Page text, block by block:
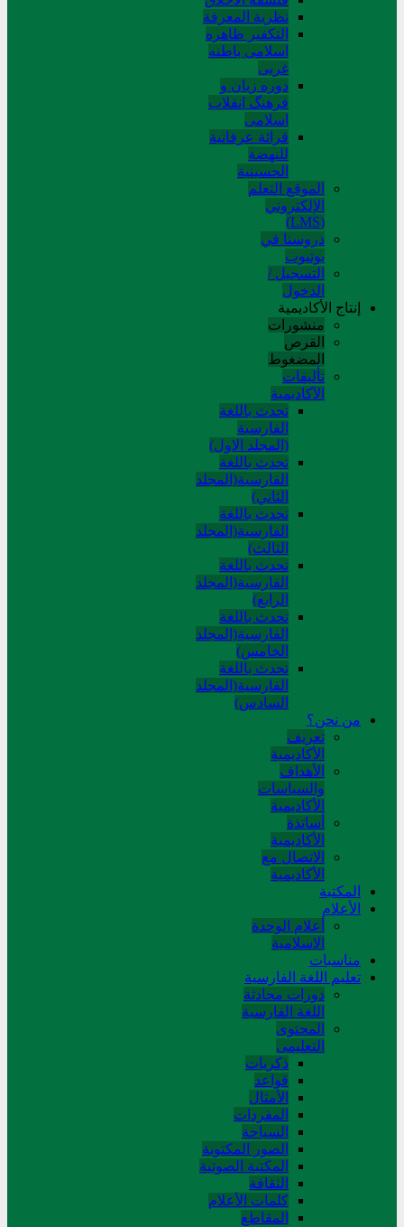
نظریة المعرفة
التکفیر ظاهره
اسلامی باطنه
غربی
دوره زبان و
فرهنگ انقلاب
اسلامی
قرائة عرفانیة
للنهضة
الحسینیة
الموقع التعلم
الإلکتروني
(LMS)
دروسنا في
يوتيوب
التسجيل /
الدخول
إنتاج الأكاديمية
منشورات
القرص
المضغوط
تألیفات
الآکادیمیة
تحدث باللغة
الفارسية
(المجلد الاول)
تحدث باللغة
الفارسية(المجلد
الثاني)
تحدث باللغة
الفارسية(المجلد
الثالث)
تحدث باللغة
الفارسية(المجلد
الرابع)
تحدث باللغة
الفارسية(المجلد
الخامس)
تحدث باللغة
الفارسية(المجلد
السادس)
من نحن؟
تعريف
الأكاديمية
الأهداف
والسياسات
الأكاديمية
أساتذة
الأكاديمية
الاتصال مع
الأكاديمية
المکتبة
الأعلام
أعلام الوحدة
الاسلامية
مناسبات
تعلیم اللغة الفارسیة
دورات محادثة
اللغة الفارسیة
المحتوی
التعلیمی
ذکریات
قواعد
الأمثال
المفردات
السیاحة
الصور المکتوبة
المکتبة الصوتیة
الثقافة
کلمات الأعلام
المقاطع